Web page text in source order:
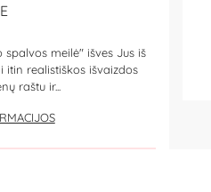
meilė" išves Jus iš
itin realistiškos išvaizdos
raštu ir...